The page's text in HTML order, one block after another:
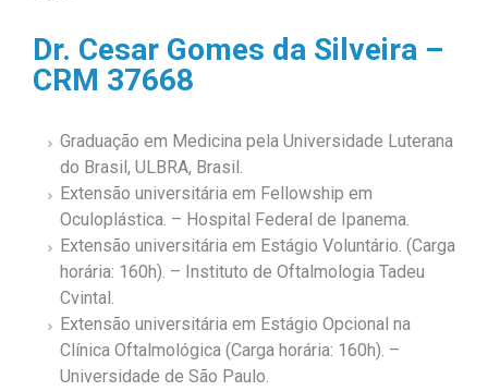
Dr. Cesar Gomes da Silveira –
CRM 37668
Graduação em Medicina pela Universidade Luterana
do Brasil, ULBRA, Brasil.
Extensão universitária em Fellowship em
Oculoplástica. – Hospital Federal de Ipanema.
Extensão universitária em Estágio Voluntário. (Carga
horária: 160h). – Instituto de Oftalmologia Tadeu
Cvintal.
Extensão universitária em Estágio Opcional na
Clínica Oftalmológica (Carga horária: 160h). –
Universidade de São Paulo.